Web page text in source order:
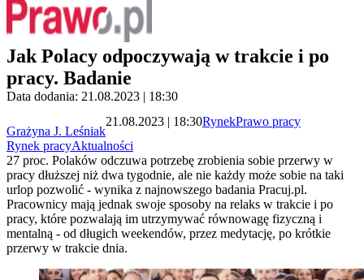
Jak Polacy odpoczywają w trakcie i po
pracy. Badanie
Data dodania: 21.08.2023 | 18:30
Grażyna J. Leśniak
21.08.2023 | 18:30RynekPrawo pracy
Rynek pracyAktualności
27 proc. Polaków odczuwa potrzebę zrobienia sobie przerwy w
pracy dłuższej niż dwa tygodnie, ale nie każdy może sobie na taki
urlop pozwolić - wynika z najnowszego badania Pracuj.pl.
Pracownicy mają jednak swoje sposoby na relaks w trakcie i po
pracy, które pozwalają im utrzymywać równowagę fizyczną i
mentalną - od długich weekendów, przez medytację, po krótkie
przerwy w trakcie dnia.